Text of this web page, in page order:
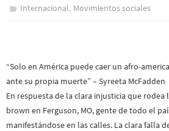
Internacional, Movimientos sociales
“Solo en América puede caer un afro-
ante su propia muerte” – Syreeta McFadden
En respuesta de la clara injusticia que rodea
brown en Ferguson, MO, gente de todo el
manifestándose en las calles. La clara falla